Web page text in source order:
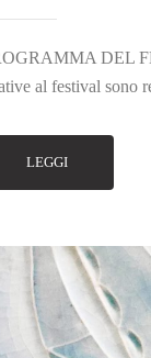
DEL
al festival sono
LEGGI